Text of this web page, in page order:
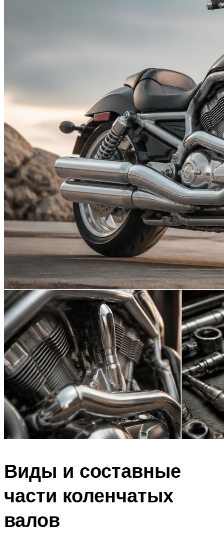
Виды и составные
части коленчатых
валов